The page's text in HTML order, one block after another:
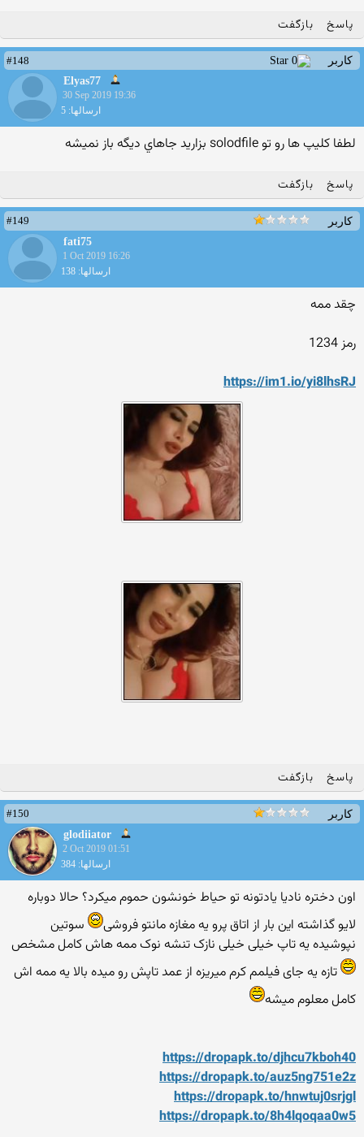
پاسخ بازگفت
کاربر
#148
Elyas77
30 Sep 2019 19:36
ارسالها: 5
لطفا كليپ ها رو تو solodfile بزاريد جاهاي ديگه باز نميشه
پاسخ بازگفت
کاربر
#149
fati75
1 Oct 2019 16:26
ارسالها: 138
چقد ممه
رمز 1234
https://im1.io/yi8lhsRJ
پاسخ بازگفت
کاربر
#150
glodiiator
2 Oct 2019 01:51
ارسالها: 384
اون دختره نادیا یادتونه تو حیاط خونشون حموم میکرد؟ حالا دوباره
لایو گذاشته این بار از اتاق پرو یه مغازه مانتو فروشی
سوتین
نپوشیده یه تاپ خیلی خیلی نازک تنشه نوک ممه هاش کامل مشخص
تازه یه جای فیلمم کرم میریزه از عمد تاپش رو میده بالا یه ممه اش
کامل معلوم میشه
https://dropapk.to/djhcu7kboh40
https://dropapk.to/auz5ng751e2z
https://dropapk.to/hnwtuj0srjgl
https://dropapk.to/8h4lqoqaa0w5